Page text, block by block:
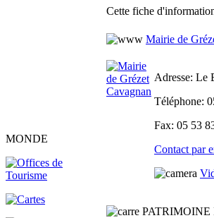
MONDE
Cette fiche
Mairie de
Adresse: Le
Téléphone:
Fax: 05 53
Contact par